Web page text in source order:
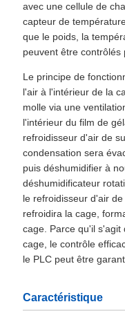
avec une cellule de
capteur de
que le poids, la
peuvent être contrôlés
Le principe de
l'air à l'intérieur de la
molle via une
l'intérieur du film de
refroidisseur d'air de
condensation sera
puis déshumidifier à
déshumidificateur
le refroidisseur d'air
refroidira la cage,
cage. Parce qu'il
cage, le contrôle
le PLC peut être
Caractéristique